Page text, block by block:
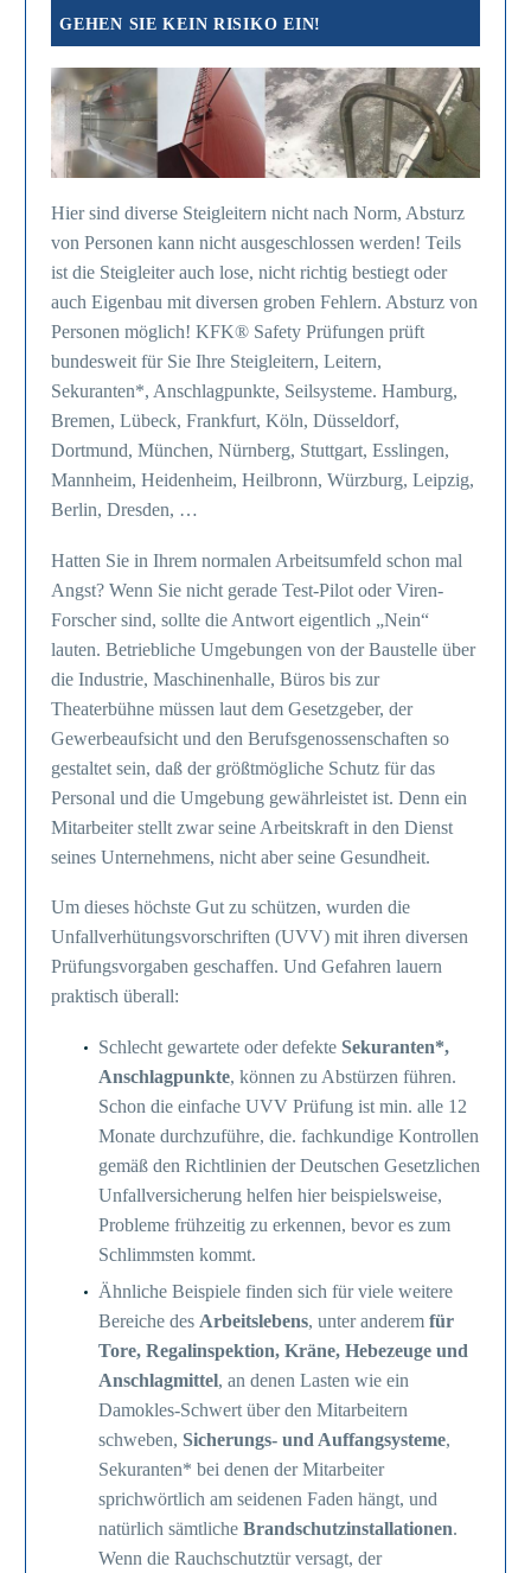
GEHEN SIE KEIN RISIKO EIN!
Hier sind diverse Steigleitern nicht nach Norm, Absturz
von Personen kann nicht ausgeschlossen werden! Teils
ist die Steigleiter auch lose, nicht richtig bestiegt oder
auch Eigenbau mit diversen groben Fehlern. Absturz von
Personen möglich! KFK® Safety Prüfungen prüft
bundesweit für Sie Ihre Steigleitern, Leitern,
Sekuranten*, Anschlagpunkte, Seilsysteme. Hamburg,
Bremen, Lübeck, Frankfurt, Köln, Düsseldorf,
Dortmund, München, Nürnberg, Stuttgart, Esslingen,
Mannheim, Heidenheim, Heilbronn, Würzburg, Leipzig,
Berlin, Dresden, …
Hatten Sie in Ihrem normalen Arbeitsumfeld schon mal
Angst? Wenn Sie nicht gerade Test-Pilot oder Viren-
Forscher sind, sollte die Antwort eigentlich „Nein“
lauten. Betriebliche Umgebungen von der Baustelle über
die Industrie, Maschinenhalle, Büros bis zur
Theaterbühne müssen laut dem Gesetzgeber, der
Gewerbeaufsicht und den Berufsgenossenschaften so
gestaltet sein, daß der größtmögliche Schutz für das
Personal und die Umgebung gewährleistet ist. Denn ein
Mitarbeiter stellt zwar seine Arbeitskraft in den Dienst
seines Unternehmens, nicht aber seine Gesundheit.
Um dieses höchste Gut zu schützen, wurden die
Unfallverhütungsvorschriften (UVV) mit ihren diversen
Prüfungsvorgaben geschaffen. Und Gefahren lauern
praktisch überall:
Schlecht gewartete oder defekte Sekuranten*,
Anschlagpunkte, können zu Abstürzen führen.
Schon die einfache UVV Prüfung ist min. alle 12
Monate durchzuführe, die. fachkundige Kontrollen
gemäß den Richtlinien der Deutschen Gesetzlichen
Unfallversicherung helfen hier beispielsweise,
Probleme frühzeitig zu erkennen, bevor es zum
Schlimmsten kommt.
Ähnliche Beispiele finden sich für viele weitere
Bereiche des Arbeitslebens, unter anderem für
Tore, Regalinspektion, Kräne, Hebezeuge und
Anschlagmittel, an denen Lasten wie ein
Damokles-Schwert über den Mitarbeitern
schweben, Sicherungs- und Auffangsysteme,
Sekuranten* bei denen der Mitarbeiter
sprichwörtlich am seidenen Faden hängt, und
natürlich sämtliche Brandschutzinstallationen.
Wenn die Rauchschutztür versagt, der